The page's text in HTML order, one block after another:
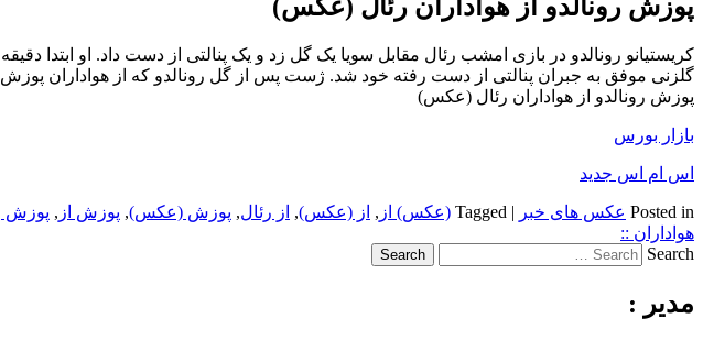
پوزش رونالدو از هواداران رئال (عکس)
گلزنی موفق به جبران پنالتی از دست رفته خود شد. ژست پس از گل رونالدو که از هواداران
پوزش رونالدو از هواداران رئال (عکس)
بازار بورس
اس ام اس جدید
Posted in عکس های خبر |
Tagged (عکس) از , از (عکس), از رئال, پوزش (عکس), پوزش از , پوزش
هواداران ::
Search
مدیر :